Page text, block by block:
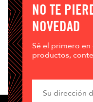
NO TE
NOVEDAD
Sé el primero
productos,